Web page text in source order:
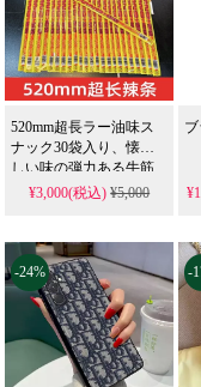
KMUZAKAは工
者を排除するこ
を実現していま
単品購入でも大
マンスに優れた
商品選定から梱
で、すべてのプ
す。
LINEを通じて注
いただけます。
520mm超長ラー油味ス
ナック30袋入り、懐か
しい味の弾力ある牛筋
おやつ、ピリ辛のネッ
¥3,000(税込)¥5,000
-24% -